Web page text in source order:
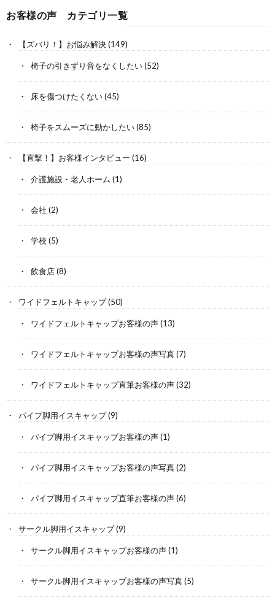
お客様の声 カテゴリ一覧
【ズバリ！】お悩み解決(149)
椅子の引きずり音をなくしたい(52)
床を傷つけたくない(45)
椅子をスムーズに動かしたい(85)
【直撃！】お客様インタビュー (16)
介護施設・老人ホーム (1)
会社 (2)
学校 (5)
飲食店(8)
ワイドフェルトキャップ(50)
ワイドフェルトキャップお客様の声(13)
ワイドフェルトキャップお客様の声写真(7)
ワイドフェルトキャップ直筆お客様の声(32)
パイプ脚用イスキャップ(9)
パイプ脚用イスキャップお客様の声(1)
パイプ脚用イスキャップお客様の声写真(2)
パイプ脚用イスキャップ直筆お客様の声(6)
サークル脚用イスキャップ(9)
サークル脚用イスキャップお客様の声(1)
サークル脚用イスキャップお客様の声写真(5)